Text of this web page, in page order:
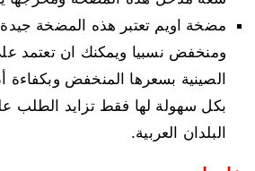
مضخة اويم تعتبر هذه المضخة
ومنخفض نسبيا ويمكنك ان تعتمد
الصينية بسعرها المنخفض وبكفاءة
بكل سهولة لها فقط تزايد الطلب
البلدان العربية.